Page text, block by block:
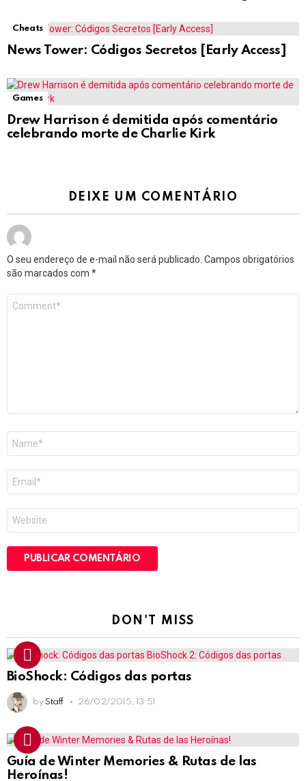
Cheats
News Tower: Códigos Secretos [Early Access]
Games
Drew Harrison é demitida após comentário
celebrando morte de Charlie Kirk
DEIXE UM COMENTÁRIO
O seu endereço de e-mail não será publicado. Campos obrigatórios
são marcados com *
mail
*
DON'T MISS
BioShock: Códigos das portas
by Staff 26/02/2015, 13:51
Guía de Winter Memories & Rutas de las
Heroínas!